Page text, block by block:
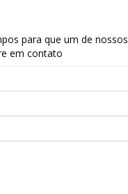
para que um de nossos
em contato